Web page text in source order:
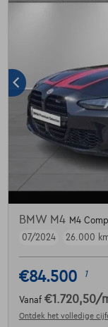
BMW M4 M4
07/2024
26.000
€84.500 1
Vanaf €1.720,50/
Ontdek het volledige